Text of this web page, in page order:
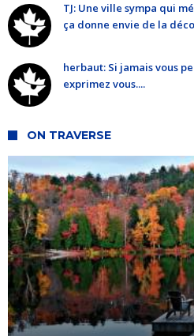
TJ: Une ville sympa qui
ça donne envie de la
herbaut: Si jamais vous
exprimez vous....
ON TRAVERSE